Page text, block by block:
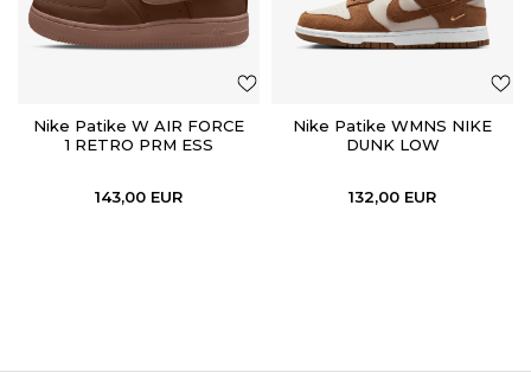
Nike Patike W AIR FORCE
1 RETRO PRM ESS
143,00 EUR
Nike Patike WMNS NIKE
DUNK LOW
132,00 EUR